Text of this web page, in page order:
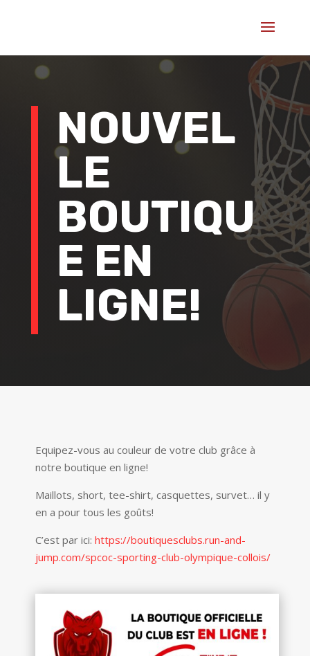
NOUVEL
LE
BOUTIQU
E EN
LIGNE!
Equipez-vous au couleur de votre club grâce à
notre boutique en ligne!
Maillots, short, tee-shirt, casquettes, survet… il y
en a pour tous les goûts!
C’est par ici: https://boutiquesclubs.run-and-
jump.com/spcoc-sporting-club-olympique-collois/